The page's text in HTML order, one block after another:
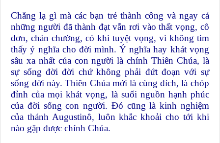
Chẳng lạ gì mà các bạn trẻ thành công và ngay cả
những người đã thành đạt vẫn rơi vào thất vọng, cô
đơn, chán chường, có khi tuyệt vọng, vì không tìm
thấy ý nghĩa cho đời mình. Ý nghĩa hay khát vọng
sâu xa nhất của con người là chính Thiên Chúa, là
sự sống đời đời chứ không phải đứt đoạn với sự
sống đời này. Thiên Chúa mới là cùng đích, là chóp
đỉnh của mọi khát vọng, là suối nguồn hạnh phúc
của đời sống con người. Đó cũng là kinh nghiệm
của thánh Augustinô, luôn khắc khoải cho tới khi
nào gặp được chính Chúa.